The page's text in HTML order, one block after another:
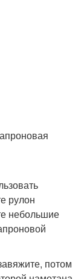
рулон
небольшие
потом